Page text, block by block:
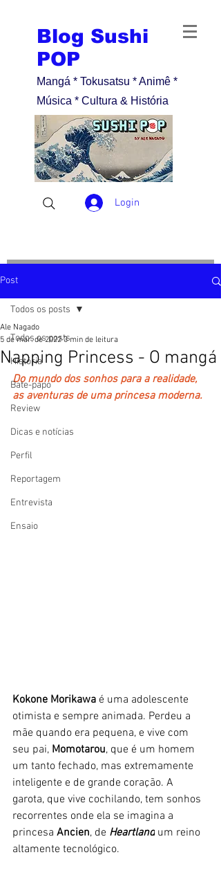
Blog Sushi
POP
Mangá * Tokusatsu * Animê *
Música * Cultura & História
Login
Post
Todos os posts
História
Bate-papo
Review
Dicas e notícias
Perfil
Reportagem
Entrevista
Ensaio
Todos os posts
Napping Princess - O mangá
Ale Nagado
5 de mar. de 2022 3 min de leitura
Do mundo dos sonhos para a realidade,
as aventuras de uma princesa moderna.
Kokone Morikawa é uma adolescente
otimista e sempre animada. Perdeu a
mãe quando era pequena, e vive com
seu pai, Momotarou, que é um homem
um tanto fechado, mas extremamente
inteligente e de grande coração. A
garota, que vive cochilando, tem sonhos
recorrentes onde ela se imagina a
princesa Ancien, de Heartland um reino
altamente tecnológico.